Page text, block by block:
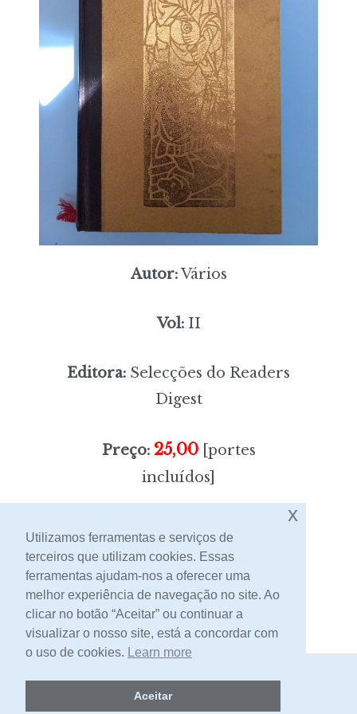
Autor:Vários
Vol:II
Editora: Selecções do Readers
Digest
Preço: 25,00[portes
incluídos]
Sem stock
Contacto
2026 -Livraria Egrégora
Utilizamos ferramentas e serviços de
terceiros que utilizam cookies. Essas
ferramentas ajudam-nos a oferecer uma
melhor experiência de navegação no site. Ao
clicar no botão “Aceitar” ou continuar a
visualizar o nosso site, está a concordar com
o uso de cookies. Learn more
Aceitar
x